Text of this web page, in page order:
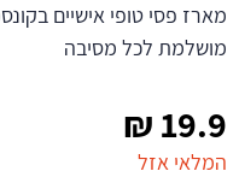
19.9
₪
המלאי אזל
מארז פסי טופי אישיים
מושלמת לכל מסיבה